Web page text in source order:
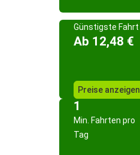
Günstigste Fahrt
Ab 12,48 €
Preise anzeigen
1
Min. Fahrten pro
Tag